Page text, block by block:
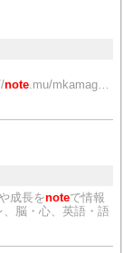
note.mu/mkamagata
成長をnoteで情報
脳・心、英語・語